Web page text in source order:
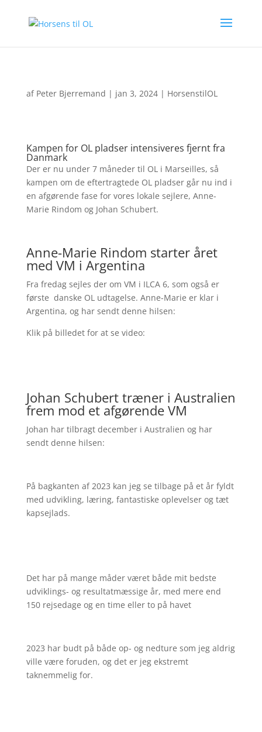
af Peter Bjerremand | jan 3, 2024| HorsenstilOL
Kampen for OL pladser intensiveres fjernt fra
Danmark
Der er nu under 7 måneder til OL i Marseilles, så
kampen om de eftertragtede OL pladser går nu ind i
en afgørende fase for vores lokale sejlere, Anne-
Marie Rindom og Johan Schubert.
Anne-Marie Rindom starter året
med VM i Argentina
Fra fredag sejles der om VM i ILCA 6, som også er
første danske OL udtagelse. Anne-Marie er klar i
Argentina, og har sendt denne hilsen:
Klik på billedet for at se video:
Johan Schubert træner i Australien
frem mod et afgørende VM
Johan har tilbragt december i Australien og har
sendt denne hilsen:
På bagkanten af 2023 kan jeg se tilbage på et år fyldt
med udvikling, læring, fantastiske oplevelser og tæt
kapsejlads.
Det har på mange måder været både mit bedste
udviklings- og resultatmæssige år, med mere end
150 rejsedage og en time eller to på havet
2023 har budt på både op- og nedture som jeg aldrig
ville være foruden, og det er jeg ekstremt
taknemmelig for.